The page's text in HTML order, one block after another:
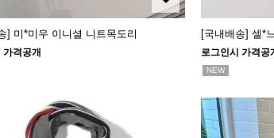
] 미*미우 이니셜 니트목도리
가격공개
[국내배송] 셀*
로그인시 가격공
NEW